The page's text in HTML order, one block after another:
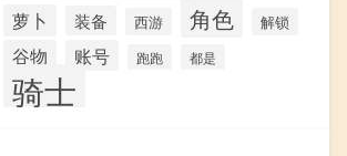
萝卜 装备 西游 角色 解锁
谷物 账号 跑跑 都是
骑士